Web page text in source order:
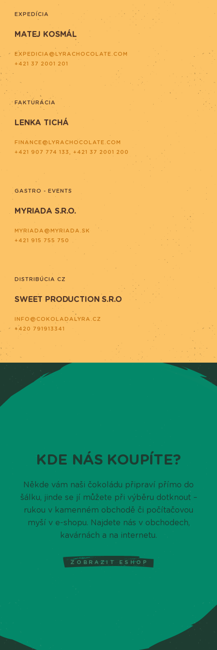
EXPEDÍCIA
MATEJ KOSMÁL
EXPEDICIA@LYRACHOCOLATE.COM
+421 37 2001 201
FAKTURÁCIA
LENKA TICHÁ
FINANCE@LYRACHOCOLATE.COM
+421 907 774 133, +421 37 2001 200
GASTRO - EVENTS
MYRIADA S.R.O.
MYRIADA@MYRIADA.SK
+421 915 755 750
DISTRIBÚCIA CZ
SWEET PRODUCTION S.R.O
INFO@COKOLADALYRA.CZ
+420 791913341
KDE NÁS KOUPÍTE?
Někde vám naši čokoládu připraví přímo do
šálku, jinde se jí můžete při výběru dotknout –
rukou v kamenném obchodě či počítačovou
myší v e-shopu. Najdete nás v obchodech,
kavárnách a na internetu.
ZOBRAZIT ESHOP